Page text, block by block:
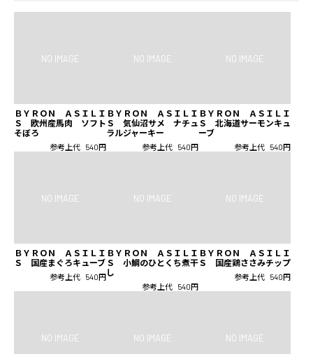
ＢＹＲＯＮ ＡＳＩＬＩ
Ｓ 欧州産馬肉 ソフト
そぼろ
参考上代 540円
ＢＹＲＯＮ ＡＳＩＬＩ
Ｓ 気仙沼サメ ナチュ
ラルジャーキー
参考上代 540円
ＢＹＲＯＮ ＡＳＩＬＩ
Ｓ 北海道サーモンキュ
ーブ
参考上代 540円
ＢＹＲＯＮ ＡＳＩＬＩ
Ｓ 国産まぐろキューブ
参考上代 540円
ＢＹＲＯＮ ＡＳＩＬＩ
Ｓ 小鯛のひとくち煮干
し
参考上代 540円
ＢＹＲＯＮ ＡＳＩＬＩ
Ｓ 国産鶏ささみチップ
参考上代 540円